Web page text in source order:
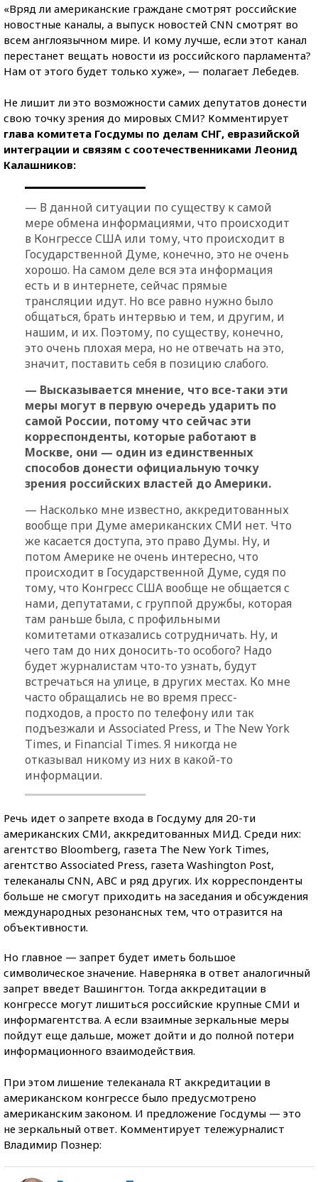
«Вряд ли американские граждане смотрят российские
новостные каналы, а выпуск новостей CNN смотрят во
всем англоязычном мире. И кому лучше, если этот канал
перестанет вещать новости из российского парламента?
Нам от этого будет только хуже», — полагает Лебедев.
Не лишит ли это возможности самих депутатов донести
свою точку зрения до мировых СМИ? Комментирует
глава комитета Госдумы по делам СНГ, евразийской
интеграции и связям с соотечественниками Леонид
Калашников:
— В данной ситуации по существу к самой
мере обмена информациями, что происходит
в Конгрессе США или тому, что происходит в
Государственной Думе, конечно, это не очень
хорошо. На самом деле вся эта информация
есть и в интернете, сейчас прямые
трансляции идут. Но все равно нужно было
общаться, брать интервью и тем, и другим, и
нашим, и их. Поэтому, по существу, конечно,
это очень плохая мера, но не отвечать на это,
значит, поставить себя в позицию слабого.
— Высказывается мнение, что все-таки эти
меры могут в первую очередь ударить по
самой России, потому что сейчас эти
корреспонденты, которые работают в
Москве, они — один из единственных
способов донести официальную точку
зрения российских властей до Америки.
— Насколько мне известно, аккредитованных
вообще при Думе американских СМИ нет. Что
же касается доступа, это право Думы. Ну, и
потом Америке не очень интересно, что
происходит в Государственной Думе, судя по
тому, что Конгресс США вообще не общается с
нами, депутатами, с группой дружбы, которая
там раньше была, с профильными
комитетами отказались сотрудничать. Ну, и
чего там до них доносить-то особого? Надо
будет журналистам что-то узнать, будут
встречаться на улице, в других местах. Ко мне
часто обращались не во время пресс-
подходов, а просто по телефону или так
подъезжали и Associated Press, и The New York
Times, и Financial Times. Я никогда не
отказывал никому из них в какой-то
информации.
Речь идет о запрете входа в Госдуму для 20-ти
американских СМИ, аккредитованных МИД. Среди них:
агентство Bloomberg, газета The New York Times,
агентство Associated Press, газета Washington Post,
телеканалы CNN, ABC и ряд других. Их корреспонденты
больше не смогут приходить на заседания и обсуждения
международных резонансных тем, что отразится на
объективности.
Но главное — запрет будет иметь большое
символическое значение. Наверняка в ответ аналогичный
запрет введет Вашингтон. Тогда аккредитации в
конгрессе могут лишиться российские крупные СМИ и
информагентства. А если взаимные зеркальные меры
пойдут еще дальше, может дойти и до полной потери
информационного взаимодействия.
При этом лишение телеканала RT аккредитации в
американском конгрессе было предусмотрено
американским законом. И предложение Госдумы — это
не зеркальный ответ. Комментирует тележурналист
Владимир Познер: